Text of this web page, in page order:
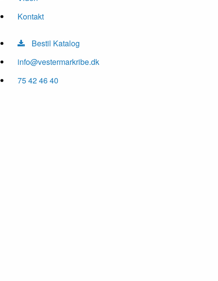
Kontakt
Bestil Katalog
info@vestermarkribe.dk
75 42 46 40